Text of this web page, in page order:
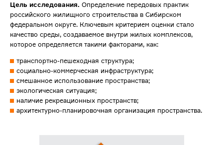
Цель исследования. Определение передовых практик
российского жилищного строительства в Сибирском
федеральном округе. Ключевым критерием оценки стало
качество среды, создаваемое внутри жилых комплексов,
которое определяется такими факторами, как:
транспортно-пешеходная структура;
социально-коммерческая инфраструктура;
смешанное использование пространства;
экологическая ситуация;
наличие рекреационных пространств;
архитектурно-планировочная организация пространства.